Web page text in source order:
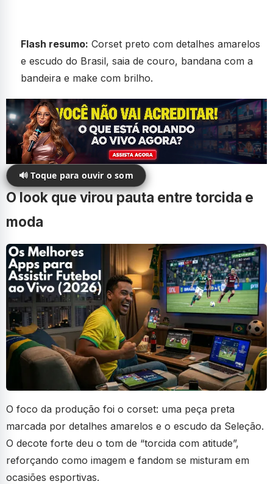
Flash resumo: Corset preto com detalhes amarelos
e escudo do Brasil, saia de couro, bandana com a
bandeira e make com brilho.
🔊 Toque para ouvir o som
O look que virou pauta entre torcida e
moda
O foco da produção foi o corset: uma peça preta
marcada por detalhes amarelos e o escudo da Seleção.
O decote forte deu o tom de “torcida com atitude”,
reforçando como imagem e fandom se misturam em
ocasiões esportivas.